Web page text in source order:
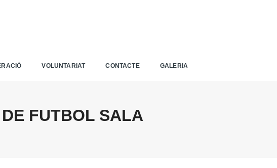
VOLUNTARIAT CONTACTE GALERIA
FUTBOL SALA